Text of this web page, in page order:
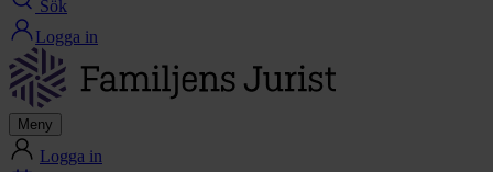
Sök
Logga in
Meny
Logga in